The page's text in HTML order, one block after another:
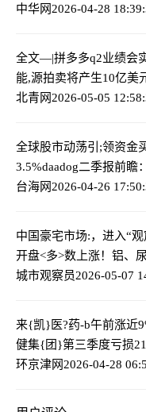
中华网2026-04-28
全文—|拼多多q2业绩会
能,源拍卖将产生10亿美
北青网2026-05-05
全球股市动荡引;领资金
3.5%daadog二季报前瞻
台海网2026-04-26
中国豪宅市场:，进入“
开盘<多>数上涨！铝、
城市观察员2026-05-07
来{凯}医?药-b午前涨近
健集{团}第三季度亏损
环京津网2026-04-28